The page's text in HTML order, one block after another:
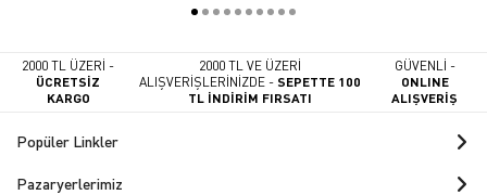
2000 TL ÜZERİ -
ÜCRETSİZ
KARGO
2000 TL VE ÜZERİ
ALIŞVERİŞLERİNİZDE -SEPETTE 100
TL İNDİRİM FIRSATI
GÜVENLİ -
ONLINE
ALIŞVERİŞ
Popüler Linkler
Pazaryerlerimiz